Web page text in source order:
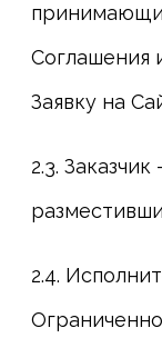
Соглашения
Заявку на
2.3.
2.4.